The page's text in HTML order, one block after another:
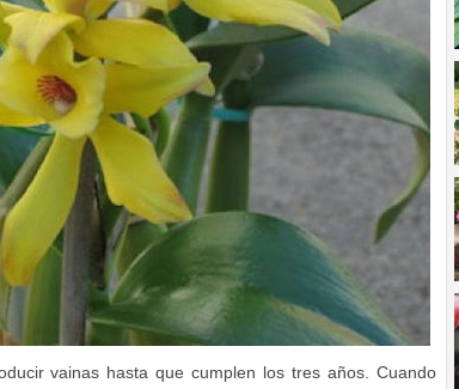
vainas hasta que cumplen los tres años. Cuando